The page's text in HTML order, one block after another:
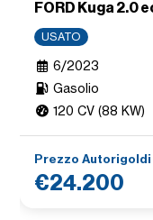
FORD Kuga 2.0
USATO
6/2023
Gasolio
120 CV (88 KW)
Prezzo
€24.200